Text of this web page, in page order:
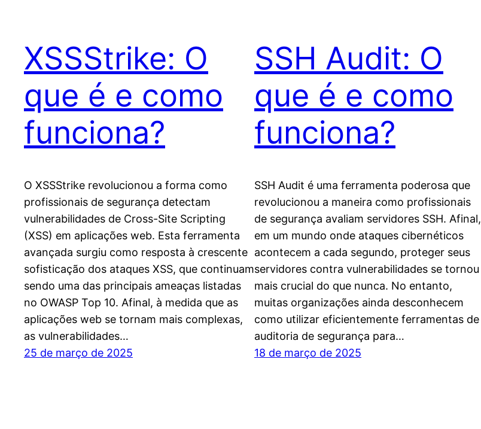
XSSStrike: O
que é e como
funciona?
O XSSStrike revolucionou a forma como
profissionais de segurança detectam
vulnerabilidades de Cross-Site Scripting
(XSS) em aplicações web. Esta ferramenta
avançada surgiu como resposta à crescente
sofisticação dos ataques XSS, que continuam
sendo uma das principais ameaças listadas
no OWASP Top 10. Afinal, à medida que as
aplicações web se tornam mais complexas,
as vulnerabilidades…
25 de março de 2025
SSH Audit: O
que é e como
funciona?
SSH Audit é uma ferramenta poderosa que
revolucionou a maneira como profissionais
de segurança avaliam servidores SSH. Afinal,
em um mundo onde ataques cibernéticos
acontecem a cada segundo, proteger seus
servidores contra vulnerabilidades se tornou
mais crucial do que nunca. No entanto,
muitas organizações ainda desconhecem
como utilizar eficientemente ferramentas de
auditoria de segurança para…
18 de março de 2025